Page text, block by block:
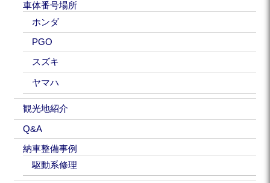
車体番号場所
ホンダ
PGO
スズキ
ヤマハ
観光地紹介
Q&A
納車整備事例
駆動系修理